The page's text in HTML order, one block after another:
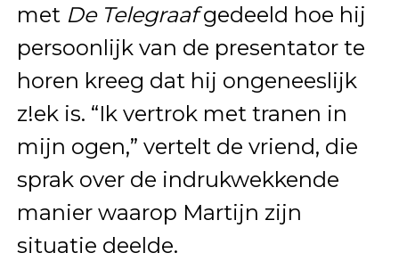
met De Telegraafgedeeld hoe hij
persoonlijk van de presentator te
horen kreeg dat hij ongeneeslijk
z!ek is. “Ik vertrok met tranen in
mijn ogen,” vertelt de vriend, die
sprak over de indrukwekkende
manier waarop Martijn zijn
situatie deelde.